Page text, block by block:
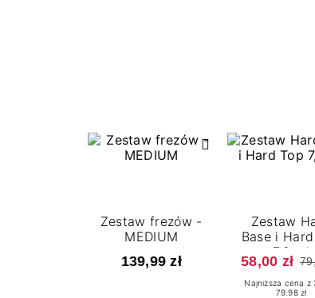
Zestaw frezów -
MEDIUM
139,99 zł
Zestaw
Base i
7,2 ml
58,00 zł
Najniższa cena z
79.98 zł